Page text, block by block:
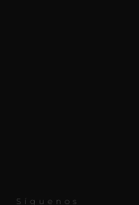
Síguenos